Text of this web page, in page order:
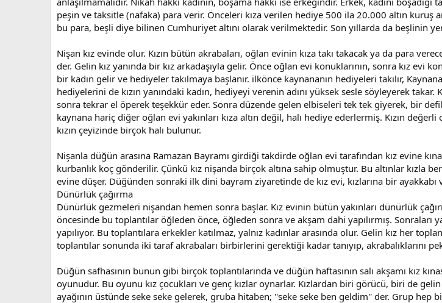
peşin ve taksitle (nafaka) para verir. Önceleri kıza verilen hediye 500 ila 20.000 altın
bu para, beşli diye bilinen Cumhuriyet altını olarak verilmektedir. Son yıllarda da beşlinin
Nişan kız evinde olur. Kızın bütün akrabaları, oğlan evinin kıza takı takacak ya da para
der. Gelin kız yanında bir kız arkadaşıyla gelir. Önce oğlan evi konuklarının, sonra kız evi
bir kadın gelir ve hediyeler takılmaya başlanır. ilkönce kaynananın hediyeleri takılır,
hediyelerini de kızın yanındaki kadın, hediyeyi verenin adını yüksek sesle söyleyerek
sonra tekrar el öperek teşekkür eder. Sonra düzende gelen elbiseleri tek tek giyerek, bir
kaynana hariç diğer oğlan evi yakınları kıza altın değil, halı hediye ederlermiş. Kızın
kızın çeyizinde birçok halı bulunur.
Nişanla düğün arasına Ramazan Bayramı girdiği takdirde oğlan evi tarafından kız evine
kurbanlık koç gönderilir. Çünkü kız nişanda birçok altına sahip olmuştur. Bu altınlar kızla
evine düşer. Düğünden sonraki ilk dini bayram ziyaretinde de kız evi, kızlarına bir
Dünürlük çağırma
Dünürlük gezmeleri nişandan hemen sonra başlar. Kız evinin bütün yakınları dünürlük
öncesinde bu toplantılar öğleden önce, öğleden sonra ve akşam dahi yapılırmış. Sonraları
yapılıyor. Bu toplantılara erkekler katılmaz, yalnız kadınlar arasında olur. Gelin kız her
toplantılar sonunda iki taraf akrabaları birbirlerini gerektiği kadar tanıyıp, akrabalıklarını
Düğün safhasının bunun gibi birçok toplantılarında ve düğün haftasının salı akşamı kız
oyunudur. Bu oyunu kız çocukları ve genç kızlar oynarlar. Kızlardan biri görücü, biri de
ayağının üstünde seke seke gelerek, gruba hitaben; ''seke seke ben geldim'' der. Grup